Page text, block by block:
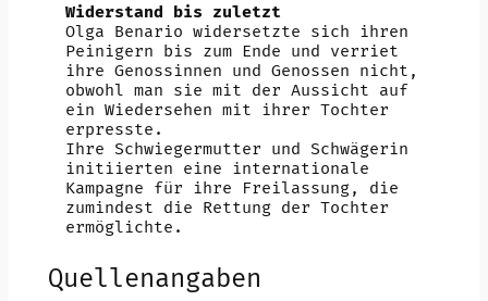
Widerstand bis zuletzt
Olga Benario widersetzte sich ihren
Peinigern bis zum Ende und verriet
ihre Genossinnen und Genossen nicht,
obwohl man sie mit der Aussicht auf
ein Wiedersehen mit ihrer Tochter
erpresste.
Ihre Schwiegermutter und Schwägerin
initiierten eine internationale
Kampagne für ihre Freilassung, die
zumindest die Rettung der Tochter
ermöglichte.
Quellenangaben